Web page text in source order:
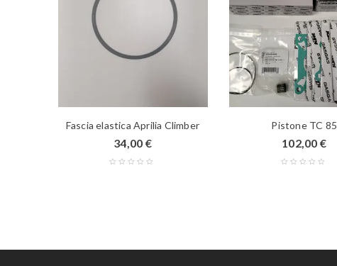
Fascia elastica Aprilia Climber
34,00 €
Pistone TC 85
102,00 €